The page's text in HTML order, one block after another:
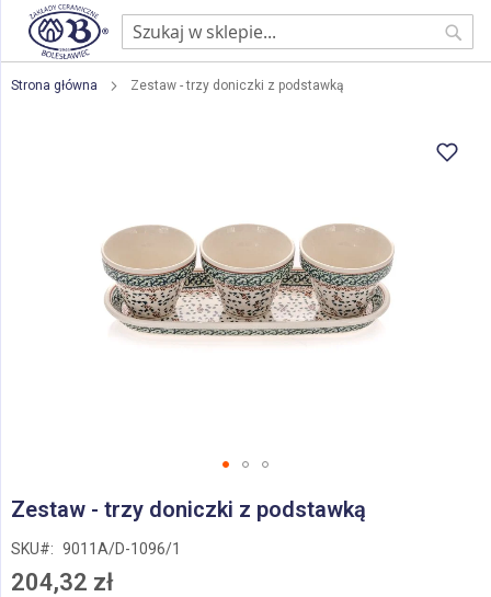
Strona główna Zestaw - trzy doniczki z podstawką
na
galerii
Zestaw - trzy doniczki z podstawką
SKU 9011A/D-1096/1
204,32 zł